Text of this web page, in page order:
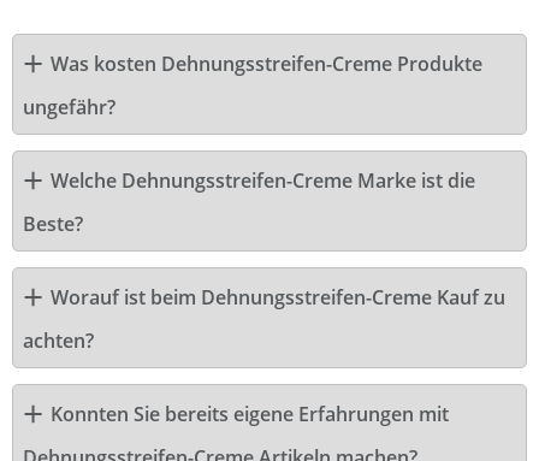
Was kosten Dehnungsstreifen-Creme Produkte
ungefähr?
Welche Dehnungsstreifen-Creme Marke ist die
Beste?
Worauf ist beim Dehnungsstreifen-Creme Kauf zu
achten?
Konnten Sie bereits eigene Erfahrungen mit